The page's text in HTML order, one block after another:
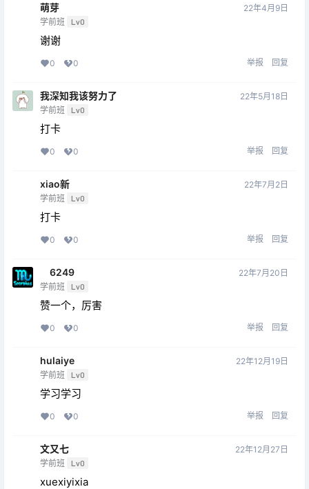
萌芽
学前班 Lv0
22年4月9日
谢谢
0 0 举报 回复
我深知我该努力了
学前班 Lv0
22年5月18日
打卡
0 0 举报 回复
xiao新
学前班 Lv0
22年7月2日
打卡
0 0 举报 回复
6249
学前班 Lv0
22年7月20日
赞一个，厉害
0 0 举报 回复
hulaiye
学前班 Lv0
22年12月19日
学习学习
0 0 举报 回复
文又七
学前班 Lv0
22年12月27日
xuexiyixia